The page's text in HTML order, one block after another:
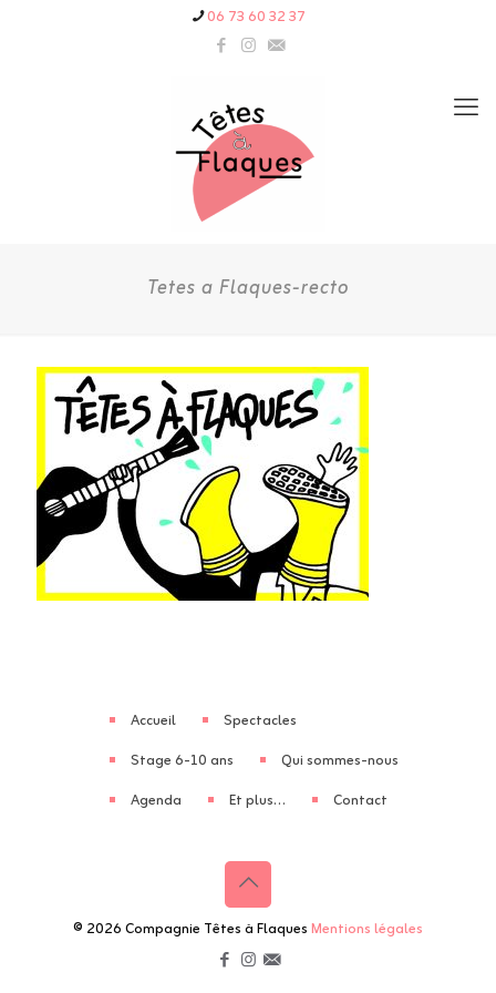
06 73 60 32 37
Tetes a Flaques-recto
Accueil
Spectacles
Stage 6-10 ans
Qui sommes-nous
Agenda
Et plus… Contact
© 2026 Compagnie Têtes à FlaquesMentions légales